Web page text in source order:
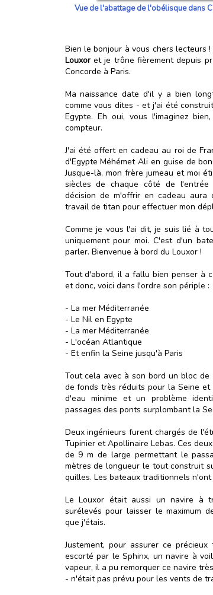
Vue de l'abattage de l'obélisque dans
Bien le bonjour à vous chers lecteurs
Louxoret je trône fièrement depuis
Concorde à Paris.
Ma naissance date d'il y a bien
comme vous dites - et j'ai été
Egypte. Eh oui, vous l'imaginez
compteur.
J'ai été offert en cadeau au roi de
d'Egypte Méhémet Ali en guise de
Jusque-là, mon frère jumeau et moi
siècles de chaque côté de
décision de m'offrir en cadeau aura
travail de titan pour effectuer mon
Comme je vous l'ai dit, je suis lié à
uniquement pour moi. C'est d'un
parler. Bienvenue à bord du Louxor !
Tout d'abord, il a fallu bien penser à
et donc, voici dans l'ordre son périple :
- La mer Méditerranée
- Le Nil en Egypte
- La mer Méditerranée
- L'océan Atlantique
- Et enfin la Seine jusqu'à Paris
Tout cela avec à son bord un bloc
de fonds très réduits pour la Seine
d'eau minime et un problème
passages des ponts surplombant la
Deux ingénieurs furent chargés de
Tupinier et Apollinaire Lebas. Ces
de 9 m de large permettant le
mètres de longueur le tout construit
quilles. Les bateaux traditionnels
Le Louxor était aussi un navire à
surélevés pour laisser le maximum
que j'étais.
Justement, pour assurer ce
escorté par le Sphinx, un navire à
vapeur, il a pu remorquer ce navire
- n'était pas prévu pour les vents de